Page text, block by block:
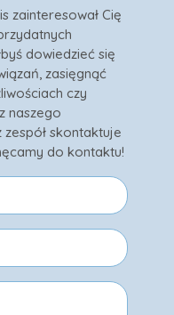
zainteresował Cię
dowiedzieć się
zasięgnąć
czy
naszego
skontaktuje
do kontaktu!